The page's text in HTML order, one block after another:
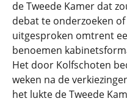
de Tweede Kamer dat
debat te onderzoeken
uitgesproken omtrent
benoemen
Het door Kolfschoten
weken na de
het lukte de Tweede